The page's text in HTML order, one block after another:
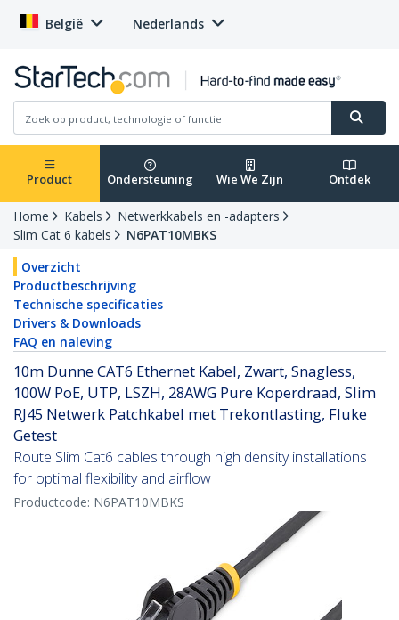
België Nederlands
Product Ondersteuning Wie We Zijn Ontdek
Home Kabels
Netwerkkabels en -adapters
Slim Cat 6 kabels
N6PAT10MBKS
Overzicht
Productbeschrijving
Technische specificaties
Drivers & Downloads
FAQ en naleving
10m Dunne CAT6 Ethernet Kabel, Zwart, Snagless,
100W PoE, UTP, LSZH, 28AWG Pure Koperdraad, Slim
RJ45 Netwerk Patchkabel met Trekontlasting, Fluke
Getest
Route Slim Cat6 cables through high density installations
for optimal flexibility and airflow
Productcode: N6PAT10MBKS